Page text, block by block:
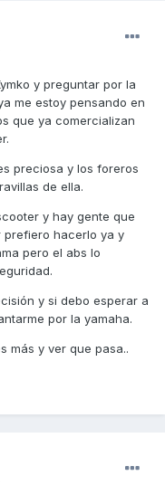
y preguntar por la
me estoy pensando en
que ya comercializan
preciosa y los foreros
de ella.
y hay gente que
prefiero hacerlo ya y
pero el abs lo
y si debo esperar a
por la yamaha.
más y ver que pasa..